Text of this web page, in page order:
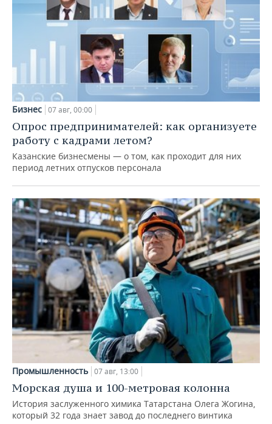
Бизнес 07 авг, 00:00
Опрос предпринимателей: как организуете
работу с кадрами летом?
Казанские бизнесмены — о том, как проходит для них
период летних отпусков персонала
Промышленность 07 авг, 13:00
Морская душа и 100-метровая колонна
История заслуженного химика Татарстана Олега Жогина,
который 32 года знает завод до последнего винтика